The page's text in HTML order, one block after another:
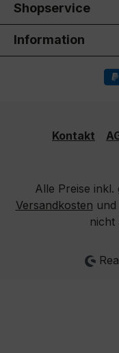
Shopservice
Information
Kontakt
Alle Preise
Versandkosten
nicht